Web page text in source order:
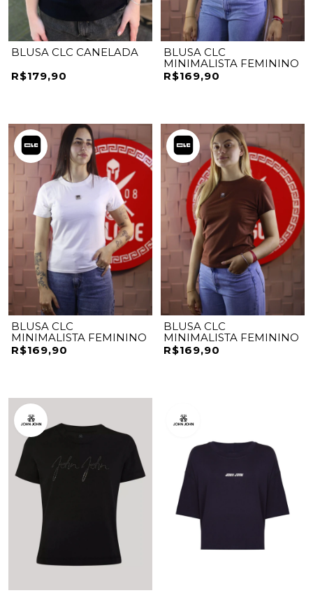
BLUSA CLC CANELADA
R$179,90
BLUSA CLC
MINIMALISTA FEMININO
R$169,90
BLUSA CLC
MINIMALISTA FEMININO
R$169,90
BLUSA CLC
MINIMALISTA FEMININO
R$169,90